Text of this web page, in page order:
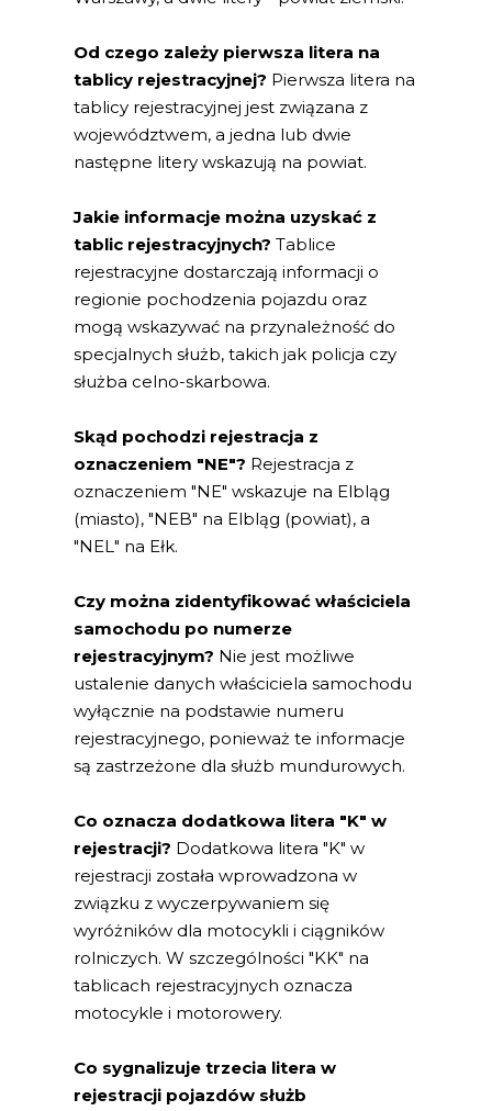
Od czego zależy pierwsza litera na
tablicy rejestracyjnej? Pierwsza litera na
tablicy rejestracyjnej jest związana z
województwem, a jedna lub dwie
następne litery wskazują na powiat.
Jakie informacje można uzyskać z
tablic rejestracyjnych? Tablice
rejestracyjne dostarczają informacji o
regionie pochodzenia pojazdu oraz
mogą wskazywać na przynależność do
specjalnych służb, takich jak policja czy
służba celno-skarbowa.
Skąd pochodzi rejestracja z
oznaczeniem "NE"? Rejestracja z
oznaczeniem "NE" wskazuje na Elbląg
(miasto), "NEB" na Elbląg (powiat), a
"NEL" na Ełk.
Czy można zidentyfikować właściciela
samochodu po numerze
rejestracyjnym? Nie jest możliwe
ustalenie danych właściciela samochodu
wyłącznie na podstawie numeru
rejestracyjnego, ponieważ te informacje
są zastrzeżone dla służb mundurowych.
Co oznacza dodatkowa litera "K" w
rejestracji? Dodatkowa litera "K" w
rejestracji została wprowadzona w
związku z wyczerpywaniem się
wyróżników dla motocykli i ciągników
rolniczych. W szczególności "KK" na
tablicach rejestracyjnych oznacza
motocykle i motorowery.
Co sygnalizuje trzecia litera w
rejestracji pojazdów służb